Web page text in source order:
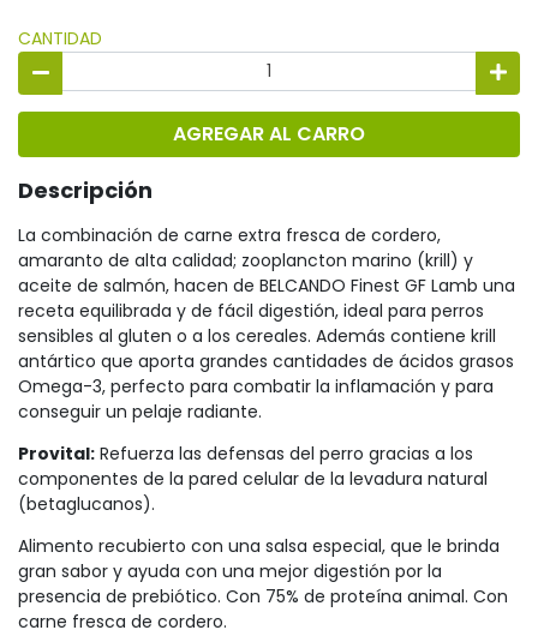
CANTIDAD
AGREGAR AL CARRO
Descripción
La combinación de carne extra fresca de cordero,
amaranto de alta calidad; zooplancton marino (krill) y
aceite de salmón, hacen de BELCANDO Finest GF Lamb una
receta equilibrada y de fácil digestión, ideal para perros
sensibles al gluten o a los cereales. Además contiene krill
antártico que aporta grandes cantidades de ácidos grasos
Omega-3, perfecto para combatir la inflamación y para
conseguir un pelaje radiante.
Provital: Refuerza las defensas del perro gracias a los
componentes de la pared celular de la levadura natural
(betaglucanos).
Alimento recubierto con una salsa especial, que le brinda
gran sabor y ayuda con una mejor digestión por la
presencia de prebiótico. Con 75% de proteína animal. Con
carne fresca de cordero.